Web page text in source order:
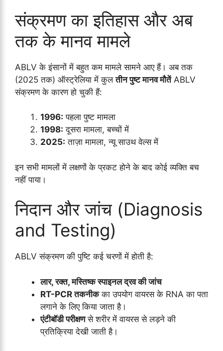
संक्रमण का इतिहास और अब
तक के मानव मामले
ABLV के इंसानों में बहुत कम मामले सामने आए हैं। अब तक
(2025 तक) ऑस्ट्रेलिया में कुलतीन पुष्ट मानव मौतेंABLV
संक्रमण के कारण हो चुकी हैं:
1996: पहला पुष्ट मामला
1998: दूसरा मामला, बच्चों में
2025: ताज़ा मामला, न्यू साउथ वेल्स में
इन सभी मामलों में लक्षणों के प्रकट होने के बाद कोई व्यक्ति बच
नहीं पाया।
निदान और जांच (Diagnosis
and Testing)
ABLV संक्रमण की पुष्टि कई चरणों में होती है:
लार, रक्त, मस्तिष्क स्पाइनल द्रव की जांच
RT-PCR तकनीकका उपयोग वायरस के RNA का पता
लगाने के लिए किया जाता है।
एंटीबॉडी परीक्षणसे शरीर में वायरस से लड़ने की
प्रतिक्रिया देखी जाती है।